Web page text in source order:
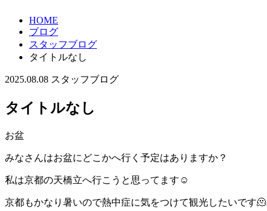
HOME
ブログ
スタッフブログ
タイトルなし
2025.08.08 スタッフブログ
タイトルなし
お盆
みなさんはお盆にどこかへ行く予定はありますか？
私は京都の天橋立へ行こうと思ってます☺️
京都もかなり暑いので熱中症に気をつけて観光したいです🫠